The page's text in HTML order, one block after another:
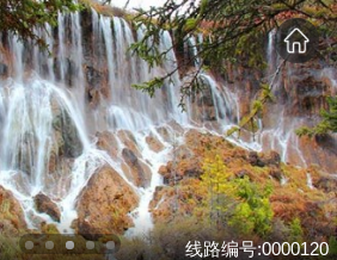
线路编号:0000120